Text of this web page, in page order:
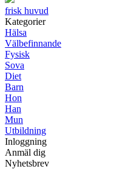
frisk huvud
Kategorier
Hälsa
Välbefinnande
Fysisk
Sova
Diet
Barn
Hon
Han
Mun
Utbildning
Inloggning
Anmäl dig
Nyhetsbrev